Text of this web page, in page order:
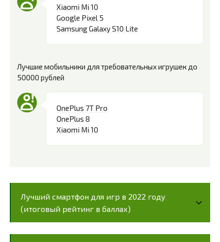
Xiaomi Mi 10
Google Pixel 5
Samsung Galaxy S10 Lite
Лучшие мобильники для требовательных игрушек до
50000 рублей
OnePlus 7T Pro
OnePlus 8
Xiaomi Mi 10
Лучший смартфон для игр в 2022 году
(итоговый рейтинг в баллах)